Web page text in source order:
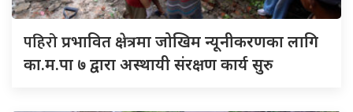
पहिरोप्रभावित क्षेत्रमा जोखिम न्यूनीकरणका लागि
का.म.पा ७ द्वारा अस्थायी संरक्षण कार्य सुरु